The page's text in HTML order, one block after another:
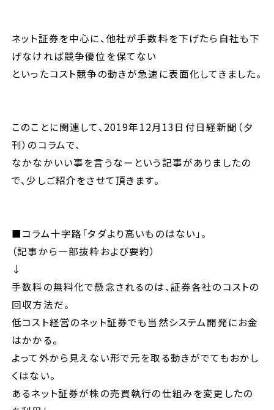
ネット証券を中心に、他社が手数料を下げたら自社も下
げなければ競争優位を保てない
といったコスト競争の動きが急速に表面化してきました。
このことに関連して、2019年12月13日付日経新聞（夕
刊）のコラムで、
なかなかいい事を言うなーという記事がありましたの
で、少しご紹介をさせて頂きます。
■コラム十字路「タダより高いものはない」。
（記事から一部抜粋および要約）
↓
手数料の無料化で懸念されるのは、証券各社のコストの
回収方法だ。
低コスト経営のネット証券でも当然システム開発にお金
はかかる。
よって外から見えない形で元を取る動きがでてもおかし
くはない。
あるネット証券が株の売買執行の仕組みを変更したの